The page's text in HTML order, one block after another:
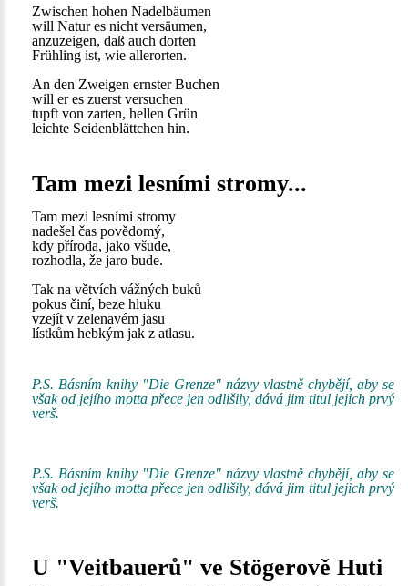
Zwischen hohen Nadelbäumen
will Natur es nicht versäumen,
anzuzeigen, daß auch dorten
Frühling ist, wie allerorten.
An den Zweigen ernster Buchen
will er es zuerst versuchen
tupft von zarten, hellen Grün
leichte Seidenblättchen hin.
Tam mezi lesními stromy...
Tam mezi lesními stromy
nadešel čas povědomý,
kdy příroda, jako všude,
rozhodla, že jaro bude.
Tak na větvích vážných buků
pokus činí, beze hluku
vzejít v zelenavém jasu
lístkům hebkým jak z atlasu.
P.S. Básním knihy "Die Grenze" názvy vlastně chybějí, aby se
však od jejího motta přece jen odlišily, dává jim titul jejich prvý
verš.
P.S. Básním knihy "Die Grenze" názvy vlastně chybějí, aby se
však od jejího motta přece jen odlišily, dává jim titul jejich prvý
verš.
U "Veitbauerů" ve Stögerově Huti